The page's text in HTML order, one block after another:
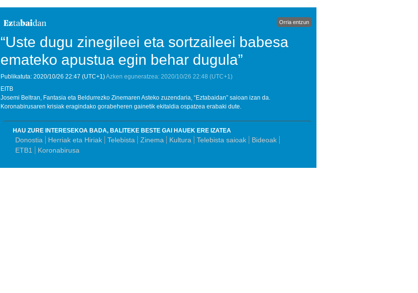
Orria entzun
“Uste dugu zinegileei eta sortzaileei babesa
emateko apustua egin behar dugula”
Publikatuta: 2020/10/26 22:47 (UTC+1)Azken eguneratzea: 2020/10/26 22:48 (UTC+1)
EITB
Josemi Beltran, Fantasia eta Beldurrezko Zinemaren Asteko zuzendaria, “Eztabaidan” saioan izan da.
Koronabirusaren krisiak eragindako gorabeheren gainetik ekitaldia ospatzea erabaki dute.
HAU ZURE INTERESEKOA BADA, BALITEKE BESTE GAI HAUEK ERE IZATEA
Donostia Herriak eta Hiriak Telebista Zinema Kultura Telebista saioak
Bideoak
ETB1
Koronabirusa